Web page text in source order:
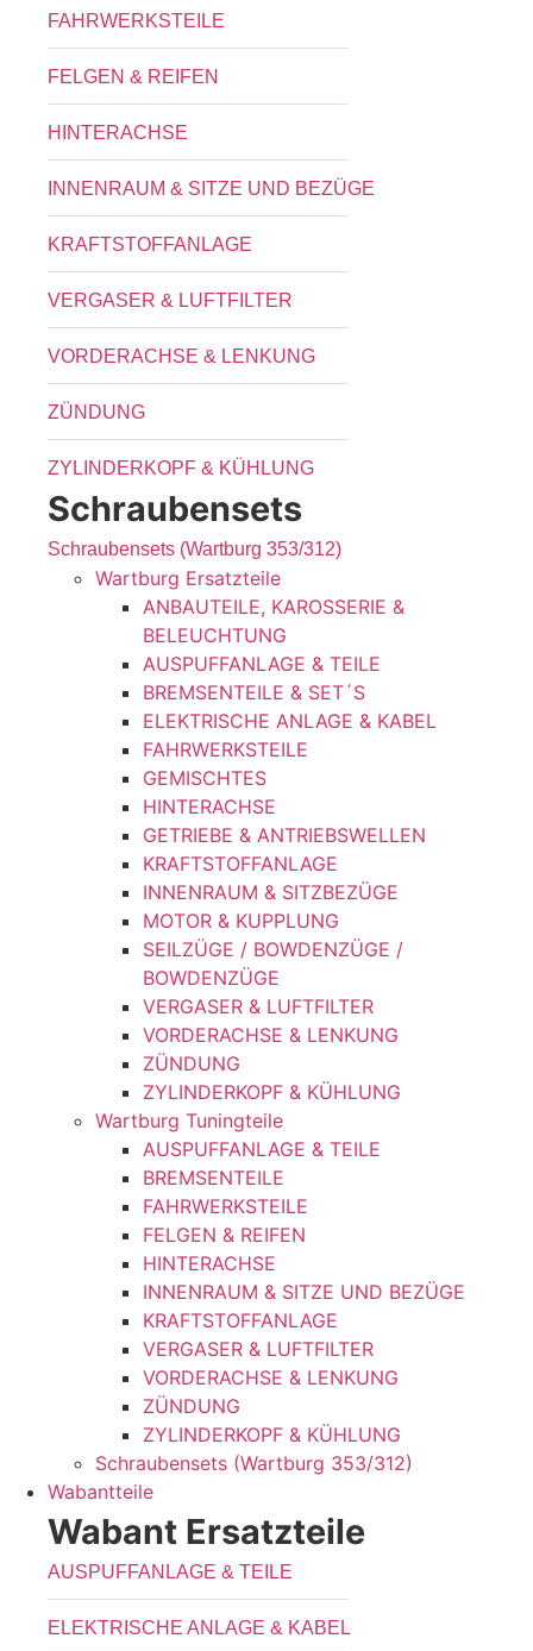
FAHRWERKSTEILE
FELGEN & REIFEN
HINTERACHSE
INNENRAUM & SITZE UND BEZÜGE
KRAFTSTOFFANLAGE
VERGASER & LUFTFILTER
VORDERACHSE & LENKUNG
ZÜNDUNG
ZYLINDERKOPF & KÜHLUNG
Schraubensets
Schraubensets (Wartburg 353/312)
Wartburg Ersatzteile
ANBAUTEILE, KAROSSERIE &
BELEUCHTUNG
AUSPUFFANLAGE & TEILE
BREMSENTEILE & SET´S
ELEKTRISCHE ANLAGE & KABEL
FAHRWERKSTEILE
GEMISCHTES
HINTERACHSE
GETRIEBE & ANTRIEBSWELLEN
KRAFTSTOFFANLAGE
INNENRAUM & SITZBEZÜGE
MOTOR & KUPPLUNG
SEILZÜGE / BOWDENZÜGE /
BOWDENZÜGE
VERGASER & LUFTFILTER
VORDERACHSE & LENKUNG
ZÜNDUNG
ZYLINDERKOPF & KÜHLUNG
Wartburg Tuningteile
AUSPUFFANLAGE & TEILE
BREMSENTEILE
FAHRWERKSTEILE
FELGEN & REIFEN
HINTERACHSE
INNENRAUM & SITZE UND BEZÜGE
KRAFTSTOFFANLAGE
VERGASER & LUFTFILTER
VORDERACHSE & LENKUNG
ZÜNDUNG
ZYLINDERKOPF & KÜHLUNG
Schraubensets (Wartburg 353/312)
Wabantteile
Wabant Ersatzteile
AUSPUFFANLAGE & TEILE
ELEKTRISCHE ANLAGE & KABEL